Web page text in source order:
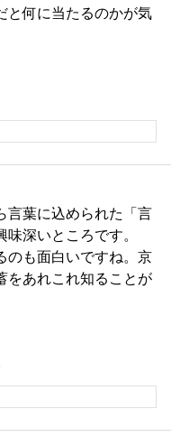
と何に当たるのかが気
言葉に込められた「言
深いところです。
のも面白いですね。京
をあれこれ知ることが